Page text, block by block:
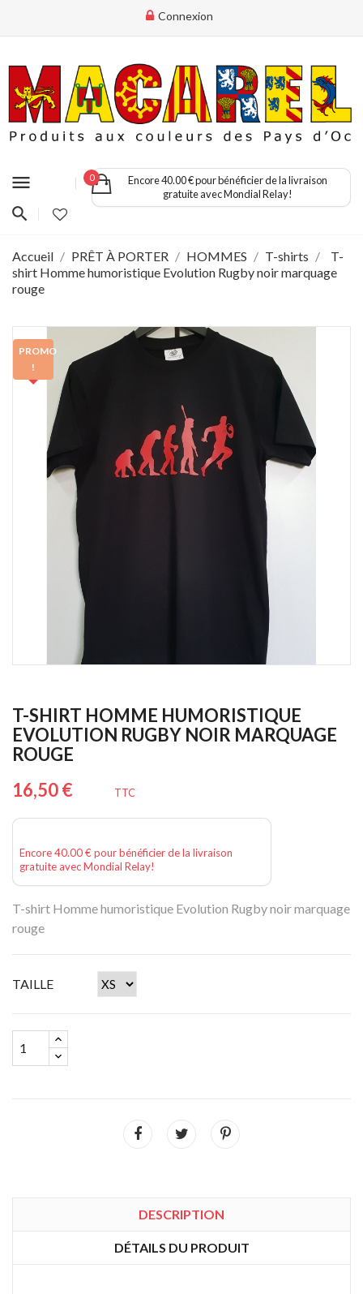
Connexion
menu 0
Encore 40.00 € pour bénéficier de la livraison
gratuite avec Mondial Relay!
Accueil PRÊT À PORTER HOMMES T-shirts
T-
shirt Homme humoristique Evolution Rugby noir marquage
rouge
PROMO
!
T-SHIRT HOMME HUMORISTIQUE
EVOLUTION RUGBY NOIR MARQUAGE
ROUGE
16,50 €
TTC
Encore 40.00 € pour bénéficier de la livraison
gratuite avec Mondial Relay!
T-shirt Hommehumoristique Evolution Rugby noir marquage
rouge
TAILLE
DESCRIPTION
DÉTAILS DU PRODUIT